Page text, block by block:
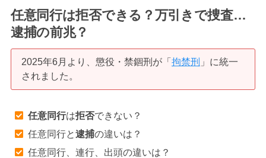
刑事事件 でお困りの方
刑事事件の無料相談
任意同行は拒否できる？万引きで捜査…
逮捕の前兆？
2025年6月より、懲役・禁錮刑が「 拘禁刑 」に統一
されました。
任意同行は拒否できない？
任意同行と逮捕の違いは？
任意同行、連行、出頭の違いは？